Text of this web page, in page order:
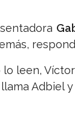
lo leen,
Adbiel